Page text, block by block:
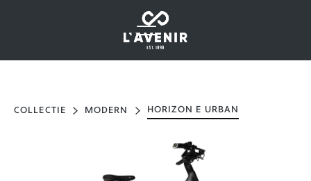
COLLECTIE MODERN HORIZON E URBAN